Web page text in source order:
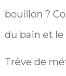
bouillon ?
du bain et le
Trêve de